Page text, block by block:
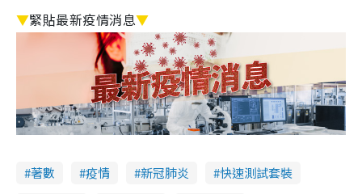
▼緊貼最新疫情消息▼
著數 疫情 新冠肺炎
快速測試套裝